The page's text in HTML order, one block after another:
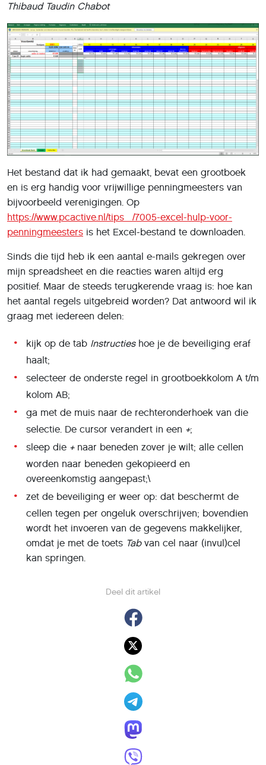
Deel dit artikel
Thibaud Taudin Chabot
Het bestand dat ik had gemaakt, bevat een grootboek
en is erg handig voor vrijwillige penningmeesters van
bijvoorbeeld verenigingen. Op
https://www.pcactive.nl/tips_/7005-excel-hulp-voor-
penningmeesters is het Excel-bestand te downloaden.
Sinds die tijd heb ik een aantal e-mails gekregen over
mijn spreadsheet en die reacties waren altijd erg
positief. Maar de steeds terugkerende vraag is: hoe kan
het aantal regels uitgebreid worden? Dat antwoord wil ik
graag met iedereen delen:
kijk op de tab Instructieshoe je de beveiliging eraf
haalt;
selecteer de onderste regel in grootboekkolom A t/m
kolom AB;
ga met de muis naar de rechteronderhoek van die
selectie. De cursor verandert in een +;
sleep die +naar beneden zover je wilt; alle cellen
worden naar beneden gekopieerd en
overeenkomstig aangepast;\
zet de beveiliging er weer op: dat beschermt de
cellen tegen per ongeluk overschrijven; bovendien
wordt het invoeren van de gegevens makkelijker,
omdat je met de toets Tabvan cel naar (invul)cel
kan springen.